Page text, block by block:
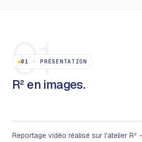
01
01 ·PRÉSENTATION
R² en images.
Reportage vidéo réalisé sur l'atelier R²